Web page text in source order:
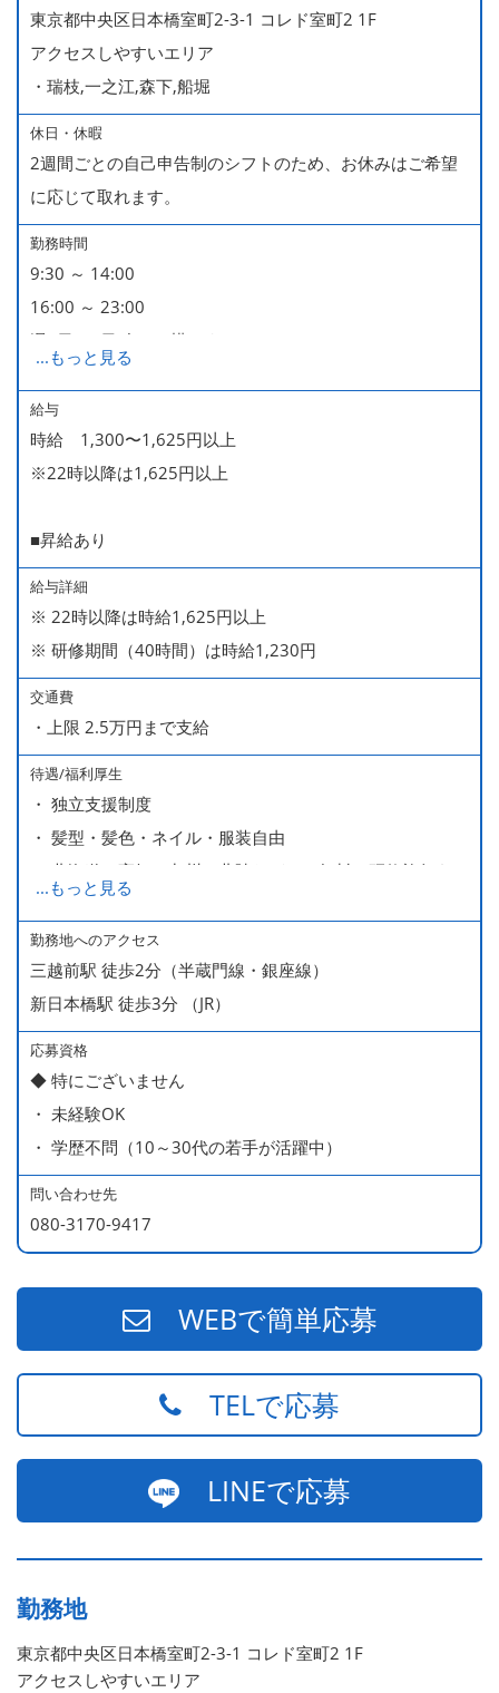
東京都中央区日本橋室町2-3-1 コレド室町2 1F
アクセスしやすいエリア
・瑞枝,一之江,森下,船堀
休日・休暇
2週間ごとの自己申告制のシフトのため、お休みはご希望
に応じて取れます。
勤務時間
9:30 ～ 14:00
16:00 ～ 23:00
週2日・1日4h～で構いません。
■時短勤務制度あり
...もっと見る
給与
時給 1,300〜1,625円以上
※22時以降は1,625円以上
■昇給あり
給与詳細
※ 22時以降は時給1,625円以上
※ 研修期間（40時間）は時給1,230円
交通費
・上限 2.5万円まで支給
待遇/福利厚生
・ 独立支援制度
・ 髪型・髪色・ネイル・服装自由
・ 北海道や高知、九州、北陸などへの無料の研修旅行あり
ます
・ 無料の美味しい まかない食 あり
...もっと見る
勤務地へのアクセス
三越前駅 徒歩2分（半蔵門線・銀座線）
新日本橋駅 徒歩3分 （JR）
応募資格
◆ 特にございません
・ 未経験OK
・ 学歴不問（10～30代の若手が活躍中）
問い合わせ先
080-3170-9417
WEBで簡単応募
TELで応募
LINEで応募
勤務地
東京都中央区日本橋室町2-3-1 コレド室町2 1F
アクセスしやすいエリア